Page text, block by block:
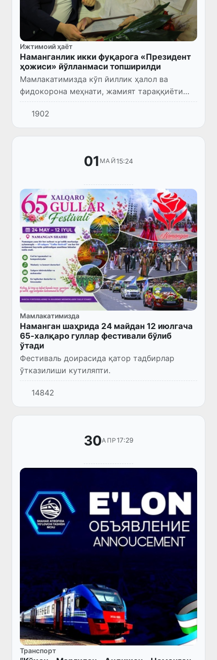
Ижтимоий ҳаёт
Наманганлик икки фуқарога «Президент
ҳожиси» йўлланмаси топширилди
Мамлакатимизда кўп йиллик ҳалол ва
фидокорона меҳнати, жамият тараққиёти
ҳамда халқ фаровонлигига муносиб ҳисса
қўшган фуқароларга Президент томонидан
2026 йилги муборак Ҳаж сафари...
1902
01 МАЙ15:24
Мамлакатимизда
Наманган шаҳрида 24 майдан 12 июлгача
65-халқаро гуллар фестивали бўлиб
ўтади
Фестиваль доирасида қатор тадбирлар
ўтказилиши кутиляпти.
14842
30АПР17:29
Транспорт